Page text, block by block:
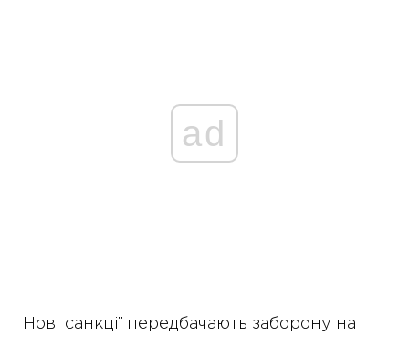
ad
Нові санкції передбачають заборону на